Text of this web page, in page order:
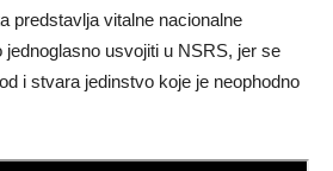
predstavlja vitalne nacionalne
jednoglasno usvojiti u NSRS, jer se
i stvara jedinstvo koje je neophodno